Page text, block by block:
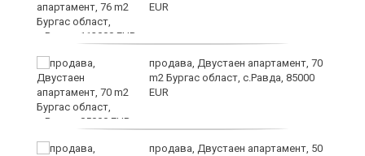
EUR
продава, Двустаен апартамент, 70
m2 Бургас област, с.Равда, 85000
EUR
продава, Двустаен апартамент, 50